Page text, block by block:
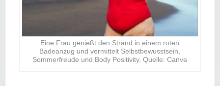
Eine Frau genießt den Strand in einem roten
Badeanzug und vermittelt Selbstbewusstsein,
Sommerfreude und Body Positivity. Quelle: Canva